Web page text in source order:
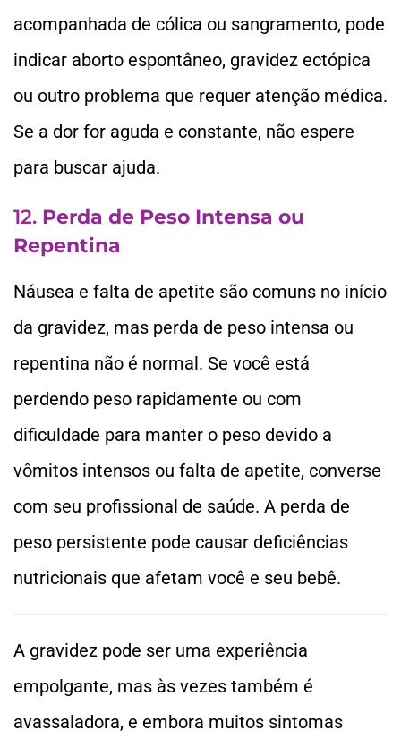
acompanhada de cólica ou sangramento, pode
indicar aborto espontâneo, gravidez ectópica
ou outro problema que requer atenção médica.
Se a dor for aguda e constante, não espere
para buscar ajuda.
12. Perda de Peso Intensa ou
Repentina
Náusea e falta de apetite são comuns no início
da gravidez, mas perda de peso intensa ou
repentina não é normal. Se você está
perdendo peso rapidamente ou com
dificuldade para manter o peso devido a
vômitos intensos ou falta de apetite, converse
com seu profissional de saúde. A perda de
peso persistente pode causar deficiências
nutricionais que afetam você e seu bebê.
A gravidez pode ser uma experiência
empolgante, mas às vezes também é
avassaladora, e embora muitos sintomas